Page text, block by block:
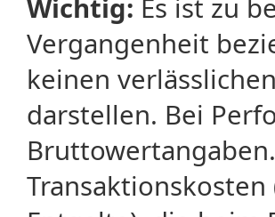
Wichtig: Es ist zu
Vergangenheit
keinen
darstellen. Bei